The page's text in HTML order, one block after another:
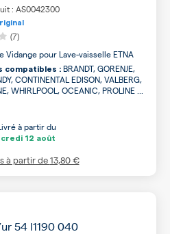
: AS0042300
(7)
Vidange pour Lave-vaisselle ETNA
compatibles : BRANDT, GORENJE,
CONTINENTAL EDISON, VALBERG,
WHIRLPOOL, OCEANIC, PROLINE ...
à partir du
12 août
à partir de13,80 €
54 l1190 040